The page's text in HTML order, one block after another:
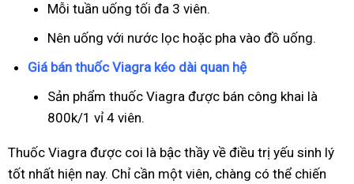
Mỗi tuần uống tối đa 3 viên.
Nên uống với nước lọc hoặc pha vào đồ uống.
Giá bán thuốc Viagra kéo dài quan hệ
Sản phẩm thuốc Viagra được bán công khai là
800k/1 vỉ 4 viên.
Thuốc Viagra được coi là bậc thầy về điều trị yếu sinh lý
tốt nhất hiện nay. Chỉ cần một viên, chàng có thể chiến